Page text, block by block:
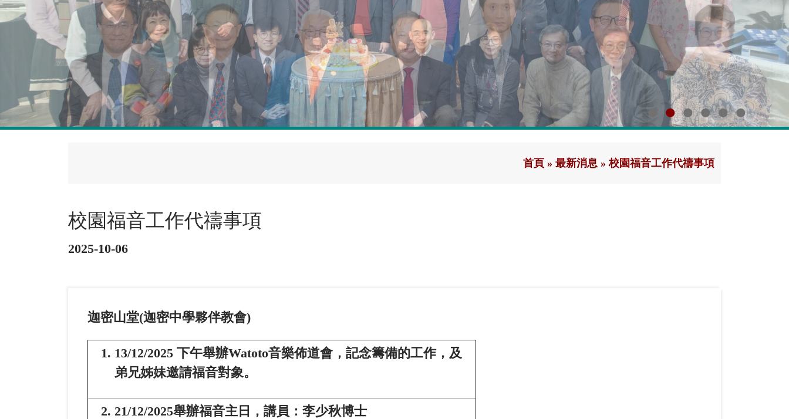
學校監及校長
首頁 »最新消息 »校園福音工作代禱事項
校園福音工作代禱事項
2025-10-06
迦密山堂(迦密中學夥伴教會)
13/12/2025 下午舉辦Watoto音樂佈道會，記念籌備的工作，及
弟兄姊妹邀請福音對象。
21/12/2025舉辦福音主日，講員：李少秋博士